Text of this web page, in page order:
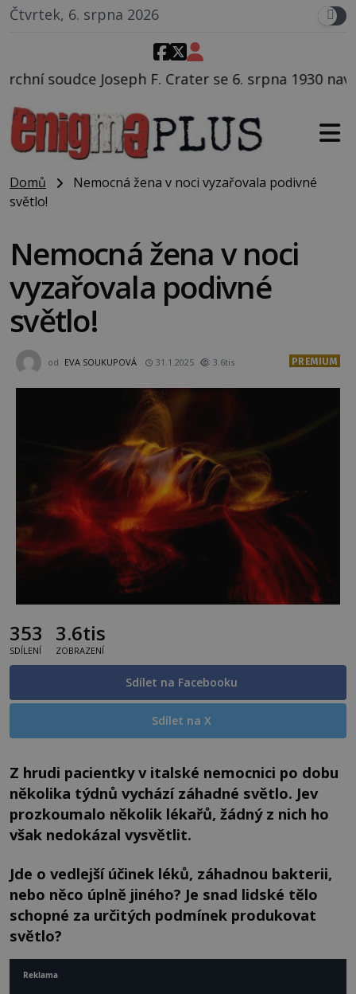
Čtvrtek, 6. srpna 2026
F. Crater se 6. srpna 1930 navečeří ve své
Domů
Nemocná žena v noci vyzařovala podivné
světlo!
Nemocná žena v noci
vyzařovala podivné
světlo!
od EVA SOUKUPOVÁ 31.1.2025 3.6tis PREMIUM
353
SDÍLENÍ
3.6tis
ZOBRAZENÍ
Sdílet na Facebooku
Sdílet na X
Z hrudi pacientky v italské nemocnici po dobu
několika týdnů vychází záhadné světlo. Jev
prozkoumalo několik lékařů, žádný z nich ho
však nedokázal vysvětlit.
Jde o vedlejší účinek léků, záhadnou bakterii,
nebo něco úplně jiného? Je snad lidské tělo
schopné za určitých podmínek produkovat
světlo?
Reklama